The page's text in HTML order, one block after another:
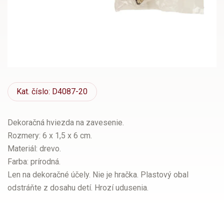
Kat. číslo: D4087-20
Dekoračná hviezda na zavesenie.
Rozmery: 6 x 1,5 x 6 cm.
Materiál: drevo.
Farba: prírodná.
Len na dekoračné účely. Nie je hračka. Plastový obal
odstráňte z dosahu detí. Hrozí udusenia.